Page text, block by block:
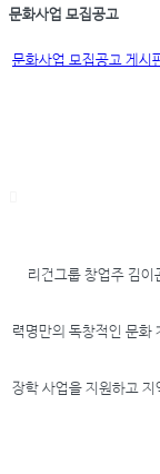
문화사업 모집공고
문화사업 모집공고 게시
리건그룹 창업주 김
력명만의 독창적인 문화
장학 사업을 지원하고